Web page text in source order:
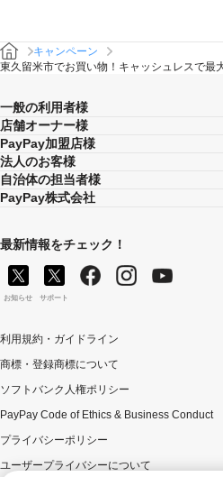
キャンペーン
東久留米市でお買い物！キャッシュレスで最
一般の利用者様
店舗オーナー様
PayPay加盟店様
法人のお客様
自治体の担当者様
PayPay株式会社
最新情報をチェック！
お知らせ サポート
利用規約・ガイドライン
商標・登録商標について
ソフトバンク人権ポリシー
PayPay Code of Ethics & Business Conduct
プライバシーポリシー
ユーザープライバシーについて